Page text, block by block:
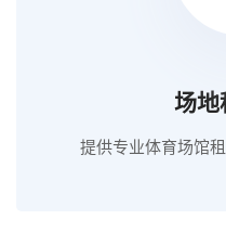
场地
提供专业体育场馆